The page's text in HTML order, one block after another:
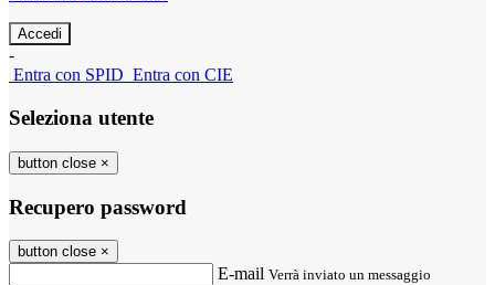
-
Entra con SPID Entra con CIE
Seleziona utente
button close ×
Recupero password
button close ×
E-mail Verrà inviato un messaggio